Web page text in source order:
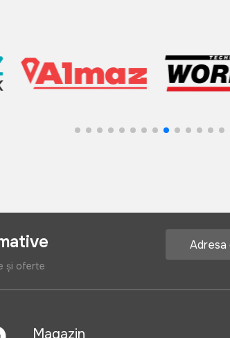
și oferte
Magazin